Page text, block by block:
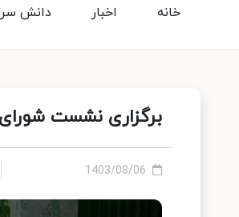
دانش اخبار خانه
برگزاری نشست شورای
1403/08/06